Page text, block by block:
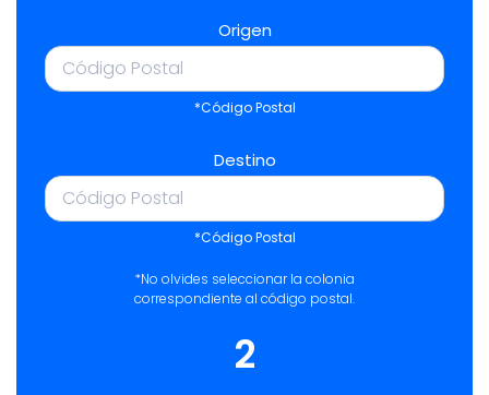
Origen
*Código Postal
Destino
*Código Postal
*No olvides seleccionar la colonia
correspondiente al código postal.
2